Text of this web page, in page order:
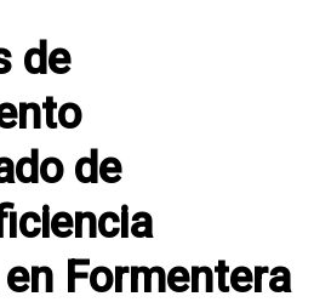
de
de
Formentera